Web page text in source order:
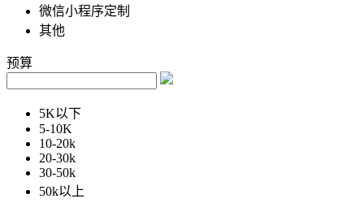
微信小程序定制
其他
预算
5K以下
5-10K
10-20k
20-30k
30-50k
50k以上